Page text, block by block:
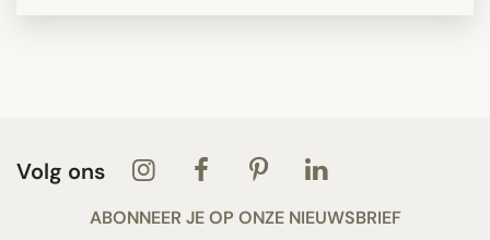
Volg ons
ABONNEER JE OP ONZE NIEUWSBRIEF